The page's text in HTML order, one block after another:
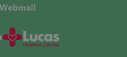
Webmail